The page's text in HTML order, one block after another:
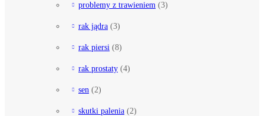
problemy z trawieniem (3)
rak jądra (3)
rak piersi (8)
rak prostaty (4)
sen (2)
skutki palenia (2)